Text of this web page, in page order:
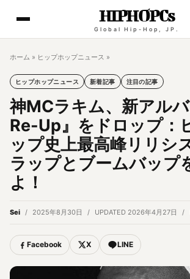
HIPHOPCs
Global Hip-Hop, JP.
ホーム » ヒップホップニュース »
ヒップホップニュース 新着記事 注目の記事
神MCラキム、新アル
Re-Up』をドロップ：
ップ史上最高峰リリシ
ラップとブームバップ
よ！
Sei 2025年8月30日 UPDATED 2026年4月27日
Facebook X LINE